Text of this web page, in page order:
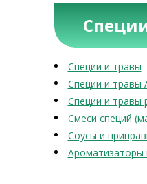
Специи и травы
Специи и травы
Специи и травы
Смеси специй
Соусы и
Ароматизаторы